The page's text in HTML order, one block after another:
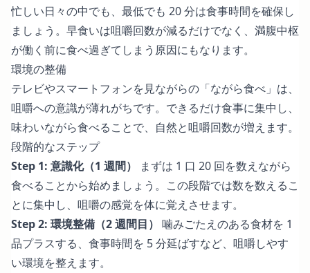
忙しい日々の中でも、最低でも 20 分は食事時間を確保し
ましょう。早食いは咀嚼回数が減るだけでなく、満腹中枢
が働く前に食べ過ぎてしまう原因にもなります。
環境の整備
テレビやスマートフォンを見ながらの「ながら食べ」は、
咀嚼への意識が薄れがちです。できるだけ食事に集中し、
味わいながら食べることで、自然と咀嚼回数が増えます。
段階的なステップ
Step 1: 意識化（1 週間）
まずは 1 口 20 回を数えながら
食べることから始めましょう。この段階では数を数えるこ
とに集中し、咀嚼の感覚を体に覚えさせます。
Step 2: 環境整備（2 週間目） 噛みごたえのある食材を 1
品プラスする、食事時間を 5 分延ばすなど、咀嚼しやす
い環境を整えます。